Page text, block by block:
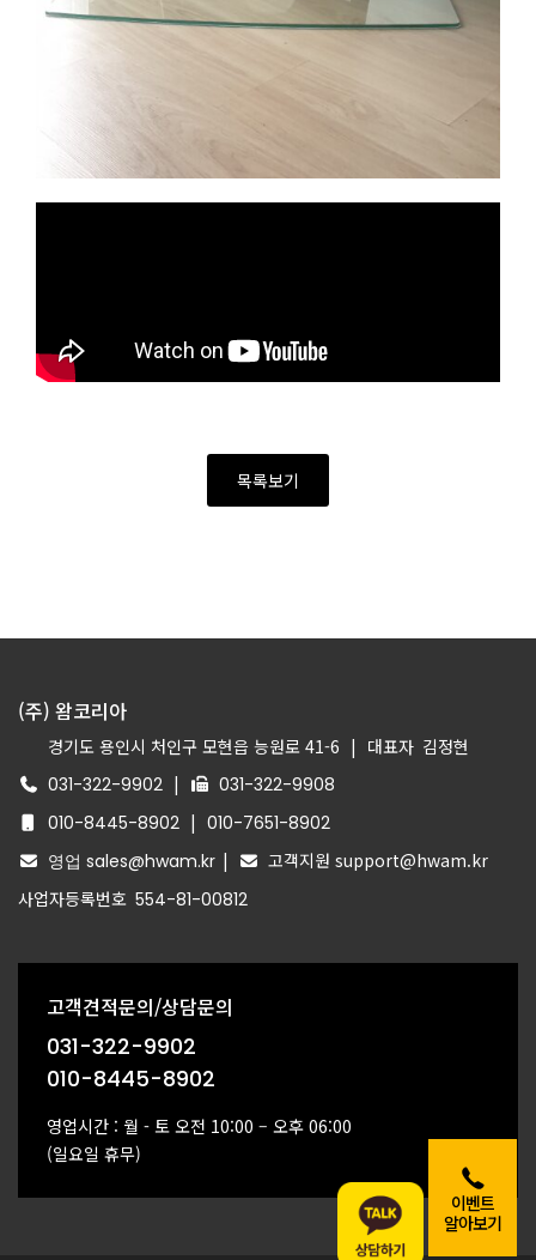
이벤트
알아보기
목록보기
(주) 왐코리아
경기도 용인시 처인구 모현읍 능원로 41-6 | 대표자 김정현
031-322-9902 |
031-322-9908
010-8445-8902 | 010-7651-8902
영업 sales@hwam.kr |
고객지원 support@hwam.kr
사업자등록번호 554-81-00812
고객견적문의/상담문의
031-322-9902
010-8445-8902
영업시간 : 월 - 토 오전 10:00 – 오후 06:00
(일요일 휴무)